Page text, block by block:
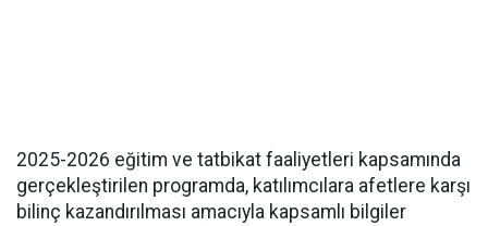
2025-2026 eğitim ve tatbikat faaliyetleri kapsamında
gerçekleştirilen programda, katılımcılara afetlere karşı
bilinç kazandırılması amacıyla kapsamlı bilgiler